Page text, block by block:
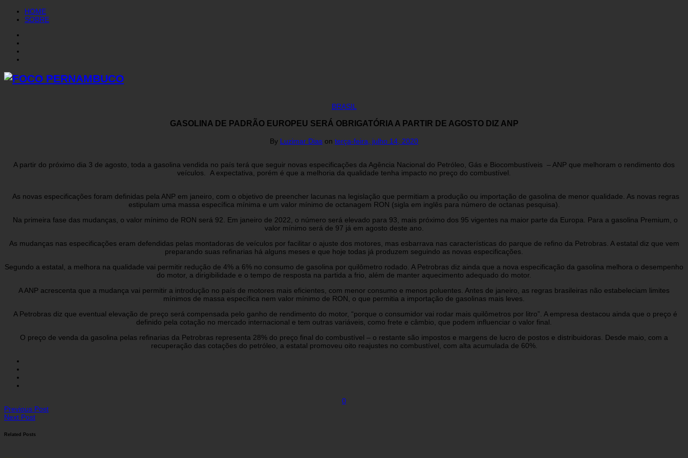
HOME
SOBRE
BRASIL
GASOLINA DE PADRÃO EUROPEU SERÁ OBRIGATÓRIA A PARTIR DE AGOSTO DIZ ANP
By Luzimar Dias on terça-feira, julho 14, 2020
A partir do próximo dia 3 de agosto, toda a gasolina vendida no país terá que seguir novas especificações da Agência Nacional do Petróleo, Gás e Biocombustíveis – ANP que melhoram o rendimento dos
veículos. A expectativa, porém é que a melhoria da qualidade tenha impacto no preço do combustível.
As novas especificações foram definidas pela ANP em janeiro, com o objetivo de preencher lacunas na legislação que permitiam a produção ou importação de gasolina de menor qualidade. As novas regras
estipulam uma massa específica mínima e um valor mínimo de octanagem RON (sigla em inglês para número de octanas pesquisa).
Na primeira fase das mudanças, o valor mínimo de RON será 92. Em janeiro de 2022, o número será elevado para 93, mais próximo dos 95 vigentes na maior parte da Europa. Para a gasolina Premium, o
valor mínimo será de 97 já em agosto deste ano.
As mudanças nas especificações eram defendidas pelas montadoras de veículos por facilitar o ajuste dos motores, mas esbarrava nas características do parque de refino da Petrobras. A estatal diz que vem
preparando suas refinarias há alguns meses e que hoje todas já produzem seguindo as novas especificações.
Segundo a estatal, a melhora na qualidade vai permitir redução de 4% a 6% no consumo de gasolina por quilômetro rodado. A Petrobras diz ainda que a nova especificação da gasolina melhora o desempenho
do motor, a dirigibilidade e o tempo de resposta na partida a frio, além de manter aquecimento adequado do motor.
A ANP acrescenta que a mudança vai permitir a introdução no país de motores mais eficientes, com menor consumo e menos poluentes. Antes de janeiro, as regras brasileiras não estabeleciam limites
mínimos de massa específica nem valor mínimo de RON, o que permitia a importação de gasolinas mais leves.
A Petrobras diz que eventual elevação de preço será compensada pelo ganho de rendimento do motor, “porque o consumidor vai rodar mais quilômetros por litro”. A empresa destacou ainda que o preço é
definido pela cotação no mercado internacional e tem outras variáveis, como frete e câmbio, que podem influenciar o valor final.
O preço de venda da gasolina pelas refinarias da Petrobras representa 28% do preço final do combustível – o restante são impostos e margens de lucro de postos e distribuidoras. Desde maio, com a
recuperação das cotações do petróleo, a estatal promoveu oito reajustes no combustível, com alta acumulada de 60%.
0
Previous Post
Next Post
Related Posts